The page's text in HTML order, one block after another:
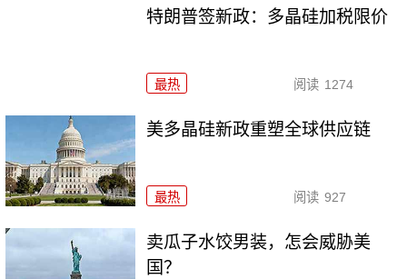
特朗普签新政：多晶硅加税限价
最热 阅读 1274
美多晶硅新政重塑全球供应链
最热 阅读 927
卖瓜子水饺男装，怎会威胁美
国？